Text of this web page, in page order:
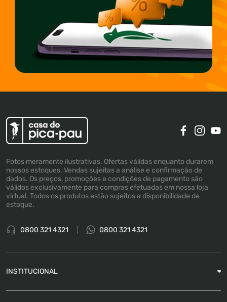
Fotos meramente ilustrativas. Ofertas válidas enquanto durarem
nossos estoques. Vendas sujeitas a análise e confirmação de
dados. Os preços, promoções e condições de pagamento são
válidos exclusivamente para compras efetuadas em nossa loja
virtual. Todos os produtos estão sujeitos a disponibilidade de
estoque.
0800 321 4321 0800 321 4321
INSTITUCIONAL